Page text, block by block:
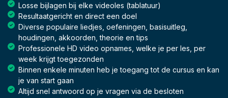
Losse bijlagen bij elke videoles (tablatuur)
Resultaatgericht en direct een doel
Diverse populaire liedjes, oefeningen, basisuitleg,
houdingen, akkoorden, theorie en tips
Professionele HD video opnames, welke je per les, per
week krijgt toegezonden
Binnen enkele minuten heb je toegang tot de cursus en kan
je van start gaan
Altijd snel antwoord op je vragen via de besloten